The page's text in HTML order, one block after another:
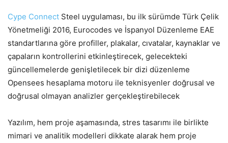
Cype Connect Steel uygulaması, bu ilk sürümde Türk Çelik
Yönetmeliği 2016, Eurocodes ve İspanyol Düzenleme EAE
standartlarına göre profiller, plakalar, cıvatalar, kaynaklar ve
çapaların kontrollerini etkinleştirecek, gelecekteki
güncellemelerde genişletilecek bir dizi düzenleme
Opensees hesaplama motoru ile teknisyenler doğrusal ve
doğrusal olmayan analizler gerçekleştirebilecek
Yazılım, hem proje aşamasında, stres tasarımı ile birlikte
mimari ve analitik modelleri dikkate alarak hem proje